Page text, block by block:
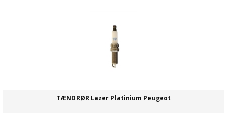
TÆNDRØR Lazer Platinium Peugeot